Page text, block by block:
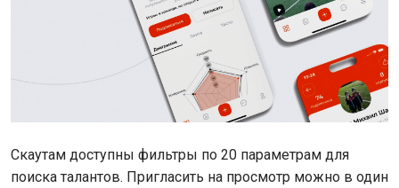
Скаутам доступны фильтры по 20 параметрам для
поиска талантов. Пригласить на просмотр можно в один